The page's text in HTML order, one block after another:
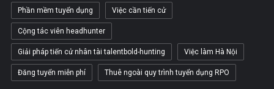
Phần mềm tuyển dụng Việc cần tiến cử
Cộng tác viên headhunter
Giải pháp tiến cử nhân tài talentbold-hunting Việc làm Hà Nội
Đăng tuyển miễn phí Thuê ngoài quy trình tuyển dụng RPO